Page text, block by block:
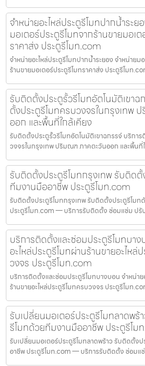
จำหน่ายอะไหล่ประตูรีโมทปากน้ำระย
มอเตอร์ประตูรีโมทจากร้านขายมอเ
ราคาส่ง ประตูรีโมท.com
จำหน่ายอะไหล่ประตูรีโมทปากน้ำระยอง จำหน่ายม
ร้านขายมอเตอร์ประตูรีโมทราคาส่ง ประตูรีโมท
รับติดตั้งประตูรั้วรีโมทอัตโนมัติเขา
ตั้งประตูรีโมทครบวงจรในกรุงเทพ
ออก และพื้นที่ใกล้เคียง
รับติดตั้งประตูรั้วรีโมทอัตโนมัติเขาฉกรรจ์ บริกา
วงจรในกรุงเทพ ปริมณฑ ภาคตะวันออก และพื้นที่
รับติดตั้งประตูรีโมทกรุงเทพ รับติดตั้
ทีมงานมืออาชีพ ประตูรีโมท.com
รับติดตั้งประตูรีโมทกรุงเทพ รับติดตั้งประตูรีโม
ประตูรีโมท.com — บริการรับติดตั้ง ซ่อมแซ่ม ปรั
บริการติดตั้งและซ่อมประตูรีโมทบา
อะไหล่ประตูรีโมทผ่านร้านขายอะไหล่
วงจร ประตูรีโมท.com
บริการติดตั้งและซ่อมประตูรีโมทบางบอน จำหน่าย
ร้านขายอะไหล่ประตูรีโมทครบวงจร ประตูรีโมท
รับเปลี่ยนมอเตอร์ประตูรีโมทลาดพ
รีโมทด้วยทีมงานมืออาชีพ ประตูรีโม
รับเปลี่ยนมอเตอร์ประตูรีโมทลาดพร้าว รับติดตั้ง
อาชีพ ประตูรีโมท.com — บริการรับติดตั้ง ซ่อมแ